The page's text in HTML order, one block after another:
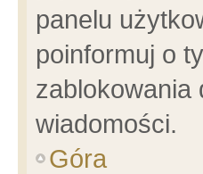
panelu
poinformuj o
zablokowania
wiadomości.
Góra